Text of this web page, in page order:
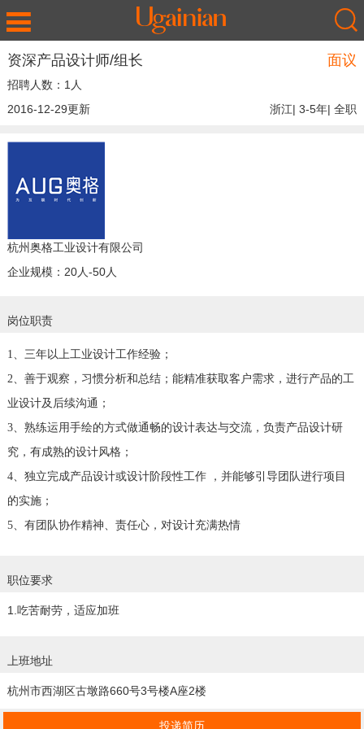
资深产品设计师/组长 面议
招聘人数：1人
2016-12-29更新
浙江| 3-5年| 全职
杭州奥格工业设计有限公司
企业规模：20人-50人
岗位职责
1、三年以上工业设计工作经验；
2、善于观察，习惯分析和总结；能精准获取客户需求，进行产品的工
业设计及后续沟通；
3、熟练运用手绘的方式做通畅的设计表达与交流，负责产品设计研
究，有成熟的设计风格；
4、独立完成产品设计或设计阶段性工作 ，并能够引导团队进行项目
的实施；
5、有团队协作精神、责任心，对设计充满热情
职位要求
1.吃苦耐劳，适应加班
上班地址
杭州市西湖区古墩路660号3号楼A座2楼
投递简历